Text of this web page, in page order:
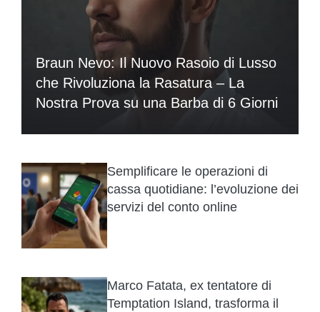
Braun Nevo: Il Nuovo Rasoio di Lusso
che Rivoluziona la Rasatura – La
Nostra Prova su una Barba di 6 Giorni
Semplificare le operazioni di
cassa quotidiane: l’evoluzione dei
servizi del conto online
Marco Fatata, ex tentatore di
Temptation Island, trasforma il